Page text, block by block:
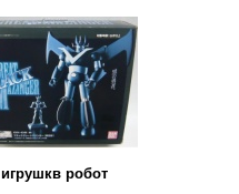
игрушкв робот